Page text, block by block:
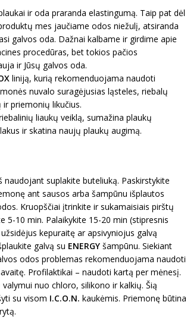
ir oda praranda elastingumą. Taip pat dėl
mes jaučiame odos niežulį, atsiranda
galvos oda. Dažnai kalbame ir girdime apie
procedūras, bet tokios pačios
ir Jūsų galvos oda.
liniją, kurią rekomenduojama naudoti
nuvalo suragėjusias ląsteles, riebalų
priemonių likučius.
liaukų veiklą, sumažina plaukų
ir skatina naujų plaukų augimą.
naudojant suplakite buteliuką. Paskirstykite
ant sausos arba šampūnu išplautos
Kruopščiai įtrinkite ir sukamaisiais pirštų
5-10 min. Palaikykite 15-20 min (stipresnis
kepuraitę ar apsivyniojus galvą
galvą su ENERGY šampūnu. Siekiant
odos problemas rekomenduojama naudoti
Profilaktikai – naudoti kartą per mėnesį.
nuo chloro, silikono ir kalkių. Šią
su visom I.C.O.N. kaukėmis. Priemonę būtina